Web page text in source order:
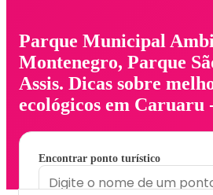
Parque Municipal
Montenegro, Parque
Assis. Dicas sobre
ecológicos em Caruaru
Encontrar ponto turístico